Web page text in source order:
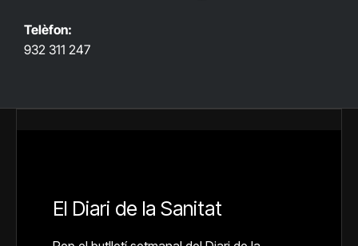
Telèfon:
932 311 247